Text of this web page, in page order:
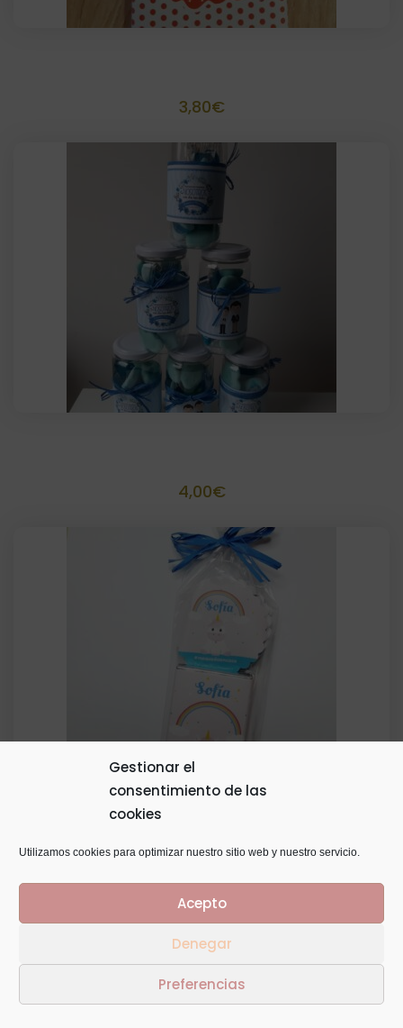
Gestionar el
consentimiento de las
cookies
Utilizamos cookies para optimizar nuestro sitio web y nuestro servicio.
Acepto
Denegar
Preferencias
3,80€
4,00€
Kit dulce personalizado